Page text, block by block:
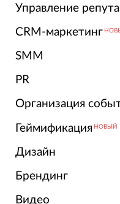
Управление
CRM-маркетинг
SMM
PR
Организация
Геймификация НОВЫЙ
Дизайн
Брендинг
Видео